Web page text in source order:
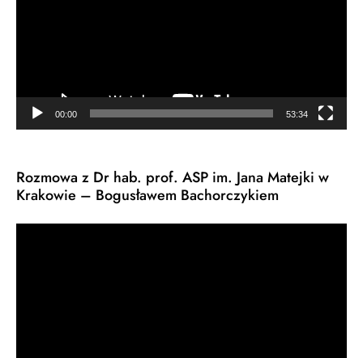
00:00 53:34
Rozmowa z Dr hab. prof. ASP im. Jana Matejki w
Krakowie – Bogusławem Bachorczykiem